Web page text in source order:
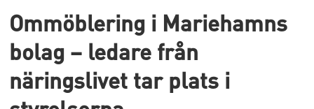
Ommöblering i Mariehamns
bolag – ledare från
näringslivet tar plats i